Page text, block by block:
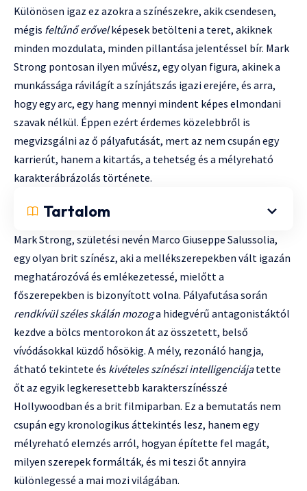
Különösen igaz ez azokra a színészekre, akik csendesen,
mégis feltűnő erővelképesek betölteni a teret, akiknek
minden mozdulata, minden pillantása jelentéssel bír. Mark
Strong pontosan ilyen művész, egy olyan figura, akinek a
munkássága rávilágít a színjátszás igazi erejére, és arra,
hogy egy arc, egy hang mennyi mindent képes elmondani
szavak nélkül. Éppen ezért érdemes közelebbről is
megvizsgálni az ő pályafutását, mert az nem csupán egy
karrierút, hanem a kitartás, a tehetség és a mélyreható
karakterábrázolás története.
Tartalom
Mark Strong, születési nevén Marco Giuseppe Salussolia,
egy olyan brit színész, aki a mellékszerepekben vált igazán
meghatározóvá és emlékezetessé, mielőtt a
főszerepekben is bizonyított volna. Pályafutása során
rendkívül széles skálán mozoga hidegvérű antagonistáktól
kezdve a bölcs mentorokon át az összetett, belső
vívódásokkal küzdő hősökig. A mély, rezonáló hangja,
átható tekintete és kivételes színészi intelligenciájatette
őt az egyik legkeresettebb karakterszínésszé
Hollywoodban és a brit filmiparban. Ez a bemutatás nem
csupán egy kronologikus áttekintés lesz, hanem egy
mélyreható elemzés arról, hogyan építette fel magát,
milyen szerepek formálták, és mi teszi őt annyira
különlegessé a mai mozi világában.